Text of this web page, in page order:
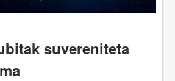
Okeani kao rudnici?
suvereniteta